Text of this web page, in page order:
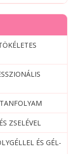
ZSELÉVEL
ÉS GÉL-